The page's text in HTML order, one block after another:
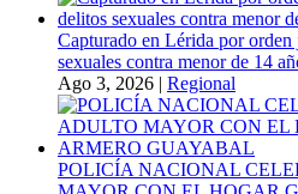
Capturado en Lérida por
sexuales contra menor de 14
Ago 3, 2026 | Regional
POLICÍA NACIONAL